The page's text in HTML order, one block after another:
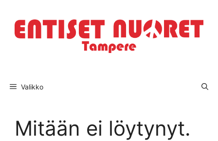
sisältöön
Valikko
Mitään ei löytynyt.